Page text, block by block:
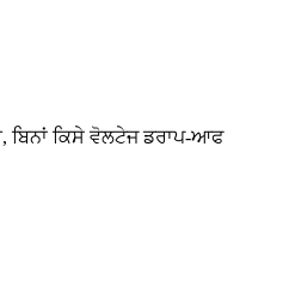
ਬਿਨਾਂ ਕਿਸੇ ਵੋਲਟੇਜ ਡਰਾਪ-ਆਫ